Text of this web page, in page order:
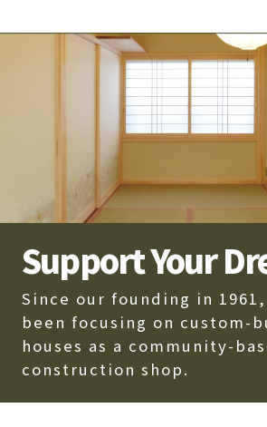
個人情報の範囲
当社は下記の場合に個人情報
とがあります。
お問い合わせ、資料請求
モデルハウス等の来場ご予
その他、当社サービス、
必要とされる場合
個人情報の第三者への開示
当社はお客様からご提供頂
報は、以下のいずれかに該当
き、第三者に開示致しません。
Support Your
Since our founding in 1961,
been focusing on custom-
houses as a community-
construction shop.